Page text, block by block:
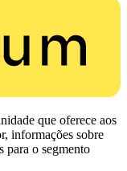
que oferece aos
informações sobre
para o segmento